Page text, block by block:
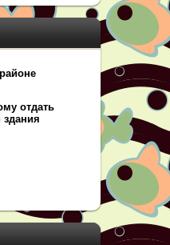
отдать
здания